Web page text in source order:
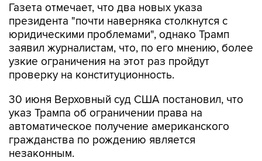
Газета отмечает, что два новых указа
президента "почти наверняка столкнутся с
юридическими проблемами", однако Трамп
заявил журналистам, что, по его мнению, более
узкие ограничения на этот раз пройдут
проверку на конституционность.
30 июня Верховный суд США постановил, что
указ Трампа об ограничении права на
автоматическое получение американского
гражданства по рождению является
незаконным.